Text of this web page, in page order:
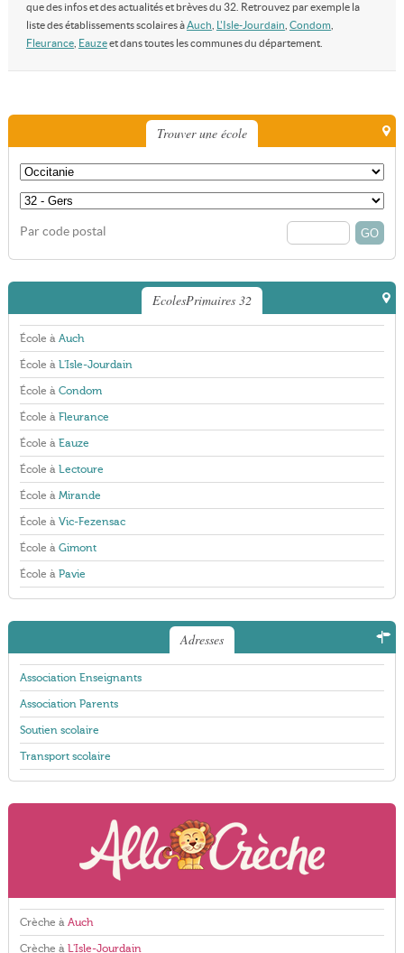
que des infos et des actualités et brèves du 32. Retrouvez par exemple la
liste des établissements scolaires àAuch L'Isle-Jourdain Condom
Fleurance, Eauzeet dans toutes les communes du département.
Trouver une école
Par code postal
EcolesPrimaires 32
École à Auch
École à L'Isle-Jourdain
École à Condom
École à Fleurance
École à Eauze
École à Lectoure
École à Mirande
École à Vic-Fezensac
École à Gimont
École à Pavie
Adresses
Association Enseignants
Association Parents
Soutien scolaire
Transport scolaire
Crèche à Auch
Crèche à L'Isle-Jourdain